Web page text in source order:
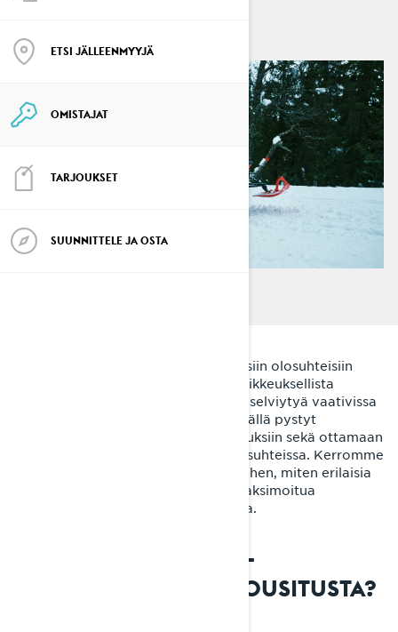
ETSI JÄLLEENMYYJÄ
OMISTAJAT
TARJOUKSET
SUUNNITTELE JA OSTA
Lynx-moottorikelkkojen pohjoismaisiin olosuhteisiin
suunnitellut jousitukset tarjoavat poikkeuksellista
mukavuutta, suorituskykyä ja kykyä selviytyä vaativissa
lumiolosuhteissa. Jousitusta säätämällä pystyt
vaikuttamaan kelkkasi ajo-ominaisuuksiin sekä ottamaan
parhaan irti kelkastasi erilaisissa olosuhteissa. Kerromme
seuraavassa sinulle parhaat vinkit siihen, miten erilaisia
jousitustyyppejä säätämällä saat maksimoitua
ajoelämyksesi Lynx-moottorikelkalla.
MITEN SÄÄDÄN LYNX-
MOOTTORIKELKAN JOUSITUSTA?